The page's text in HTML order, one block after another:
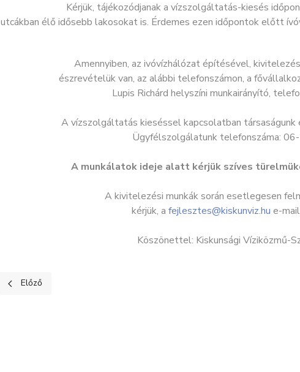
Kérjük, tájékozódjanak a vízszolgáltatás-kiesés
utcákban élő idősebb lakosokat is. Érdemes ezen időpontok előtt
Amennyiben, az ivóvízhálózat építésével,
észrevételük van, az alábbi telefonszámon, a
Lupis Richárd helyszíni munkairányító,
A vízszolgáltatás kieséssel kapcsolatban
Ügyfélszolgálatunk telefonszáma:
A munkálatok ideje alatt kérjük szíves
A kivitelezési munkák során esetlegesen
kérjük, a fejlesztes@kiskunviz.hu e-
Köszönettel: Kiskunsági Víziközmű-
Előző cikk: Feszültség alá helyezés - 103-045 Borbényi és társai tr. körzet
Előző